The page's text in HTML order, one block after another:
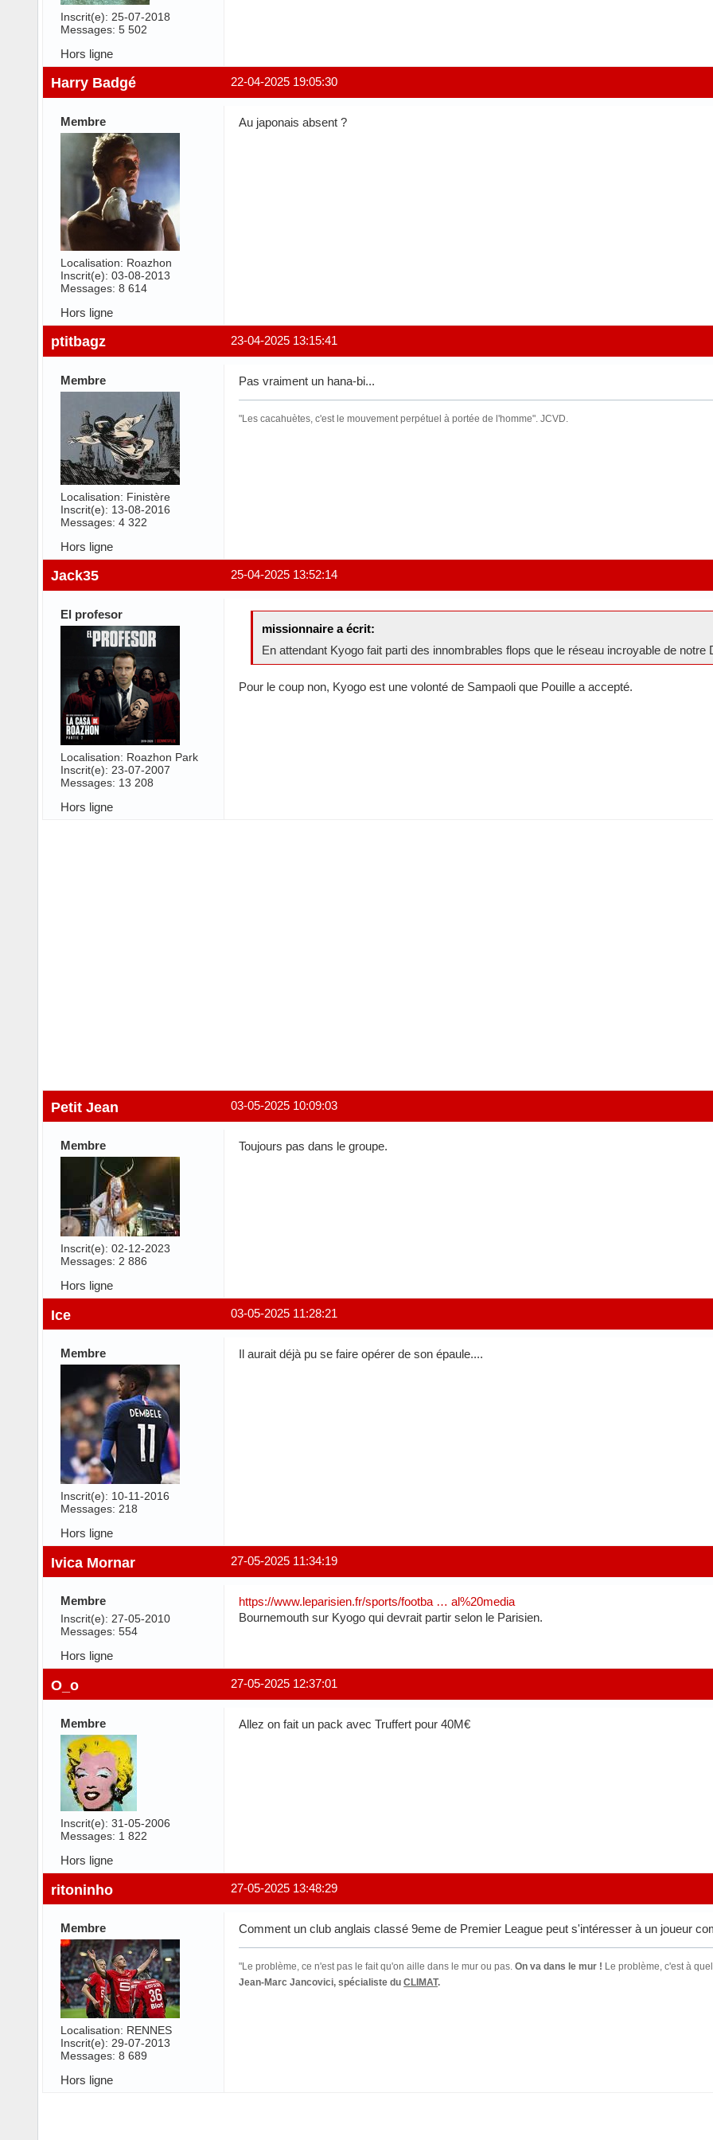
Inscrit(e): 25-07-2018
Messages: 5 502
Hors ligne
22-04-2025 19:05:30
Harry Badgé
Membre
Localisation: Roazhon
Inscrit(e): 03-08-2013
Messages: 8 614
Au japonais absent ?
Hors ligne
23-04-2025 13:15:41
ptitbagz
Membre
Localisation: Finistère
Inscrit(e): 13-08-2016
Messages: 4 322
Pas vraiment un hana-bi...
"Les cacahuètes, c'est le mouvement perpétuel à portée de l'homme". JCVD.
Hors ligne
25-04-2025 13:52:14
Jack35
El profesor
Localisation: Roazhon Park
Inscrit(e): 23-07-2007
Messages: 13 208
missionnaire a écrit:
En attendant Kyogo fait parti des innombrables flops que le réseau incroyable de notre
Pour le coup non, Kyogo est une volonté de Sampaoli que Pouille a accepté.
Hors ligne
03-05-2025 10:09:03
Petit Jean
Membre
Inscrit(e): 02-12-2023
Messages: 2 886
Toujours pas dans le groupe.
Hors ligne
03-05-2025 11:28:21
Ice
Membre
Inscrit(e): 10-11-2016
Messages: 218
Il aurait déjà pu se faire opérer de son épaule....
Hors ligne
27-05-2025 11:34:19
Ivica Mornar
Membre
Inscrit(e): 27-05-2010
Messages: 554
https://www.leparisien.fr/sports/footba … al%20media
Bournemouth sur Kyogo qui devrait partir selon le Parisien.
Hors ligne
27-05-2025 12:37:01
O_o
Membre
Inscrit(e): 31-05-2006
Messages: 1 822
Allez on fait un pack avec Truffert pour 40M€
Hors ligne
27-05-2025 13:48:29
ritoninho
Membre
Localisation: RENNES
Inscrit(e): 29-07-2013
Messages: 8 689
Comment un club anglais classé 9eme de Premier League peut s'intéresser à un joueur
"Le problème, ce n'est pas le fait qu'on aille dans le mur ou pas.On va dans le mur ! Le problème, c'est à
Jean-Marc Jancovici, spécialiste duCLIMAT.
Hors ligne